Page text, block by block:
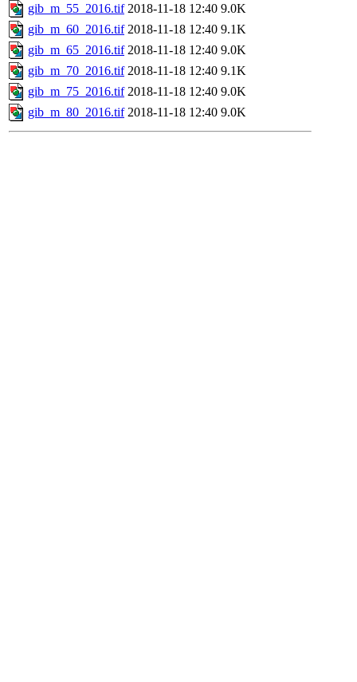
gib_m_55_2016.tif 2018-11-18 12:40 9.0K
gib_m_60_2016.tif 2018-11-18 12:40 9.1K
gib_m_65_2016.tif 2018-11-18 12:40 9.0K
gib_m_70_2016.tif 2018-11-18 12:40 9.1K
gib_m_75_2016.tif 2018-11-18 12:40 9.0K
gib_m_80_2016.tif 2018-11-18 12:40 9.0K